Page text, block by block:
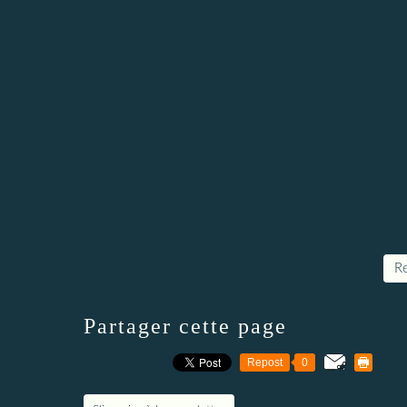
Partager cette page
Repost 0